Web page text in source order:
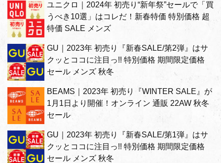
ユニクロ｜2024年 初売り“新年祭”セールで「買
うべき10選」はコレだ！新春特価 特別価格 超
特価 SALE メンズ
GU｜2023年 初売り『新春SALE/第2弾』はサ
クッとココに注目っ!! 特別価格 期間限定価格
セール メンズ 秋冬
BEAMS｜2023年 初売り『WINTER SALE』が
1月1日より開催！オンライン 通販 22AW 秋冬
セール
GU｜2023年 初売り『新春SALE/第1弾』はサ
クッとココに注目っ!! 特別価格 期間限定価格
セール メンズ 秋冬